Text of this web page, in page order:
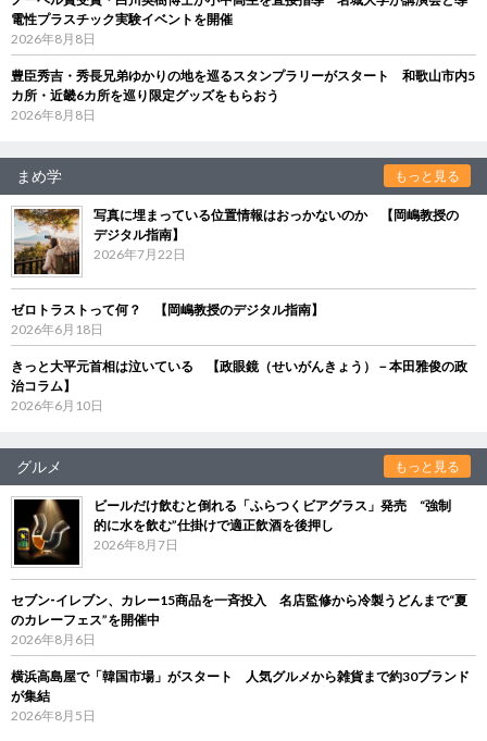
電性プラスチック実験イベントを開催
2026年8月8日
豊臣秀吉・秀長兄弟ゆかりの地を巡るスタンプラリーがスタート 和歌山市内5
カ所・近畿6カ所を巡り限定グッズをもらおう
2026年8月8日
まめ学 もっと見る
写真に埋まっている位置情報はおっかないのか 【岡嶋教授の
デジタル指南】
2026年7月22日
ゼロトラストって何？ 【岡嶋教授のデジタル指南】
2026年6月18日
きっと大平元首相は泣いている 【政眼鏡（せいがんきょう）－本田雅俊の政
治コラム】
2026年6月10日
グルメ もっと見る
ビールだけ飲むと倒れる「ふらつくビアグラス」発売 “強制
的に水を飲む”仕掛けで適正飲酒を後押し
2026年8月7日
セブン‐イレブン、カレー15商品を一斉投入 名店監修から冷製うどんまで“夏
のカレーフェス”を開催中
2026年8月6日
横浜高島屋で「韓国市場」がスタート 人気グルメから雑貨まで約30ブランド
が集結
2026年8月5日